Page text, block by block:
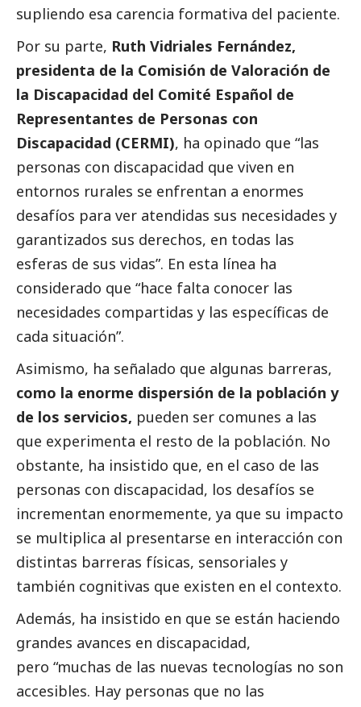
supliendo esa carencia formativa del paciente.
Por su parte, Ruth Vidriales Fernández,
presidenta de la Comisión de Valoración de
la Discapacidad del Comité Español de
Representantes de Personas con
Discapacidad (CERMI), ha opinado que “las
personas con discapacidad que viven en
entornos rurales se enfrentan a enormes
desafíos para ver atendidas sus necesidades y
garantizados sus derechos, en todas las
esferas de sus vidas”. En esta línea ha
considerado que “hace falta conocer las
necesidades compartidas y las específicas de
cada situación”.
Asimismo, ha señalado que algunas barreras,
como la enorme dispersión de la población y
de los servicios, pueden ser comunes a las
que experimenta el resto de la población. No
obstante, ha insistido que, en el caso de las
personas con discapacidad, los desafíos se
incrementan enormemente, ya que su impacto
se multiplica al presentarse en interacción con
distintas barreras físicas, sensoriales y
también cognitivas que existen en el contexto.
Además, ha insistido en que se están haciendo
grandes avances en discapacidad,
pero “muchas de las nuevas tecnologías no son
accesibles. Hay personas que no las